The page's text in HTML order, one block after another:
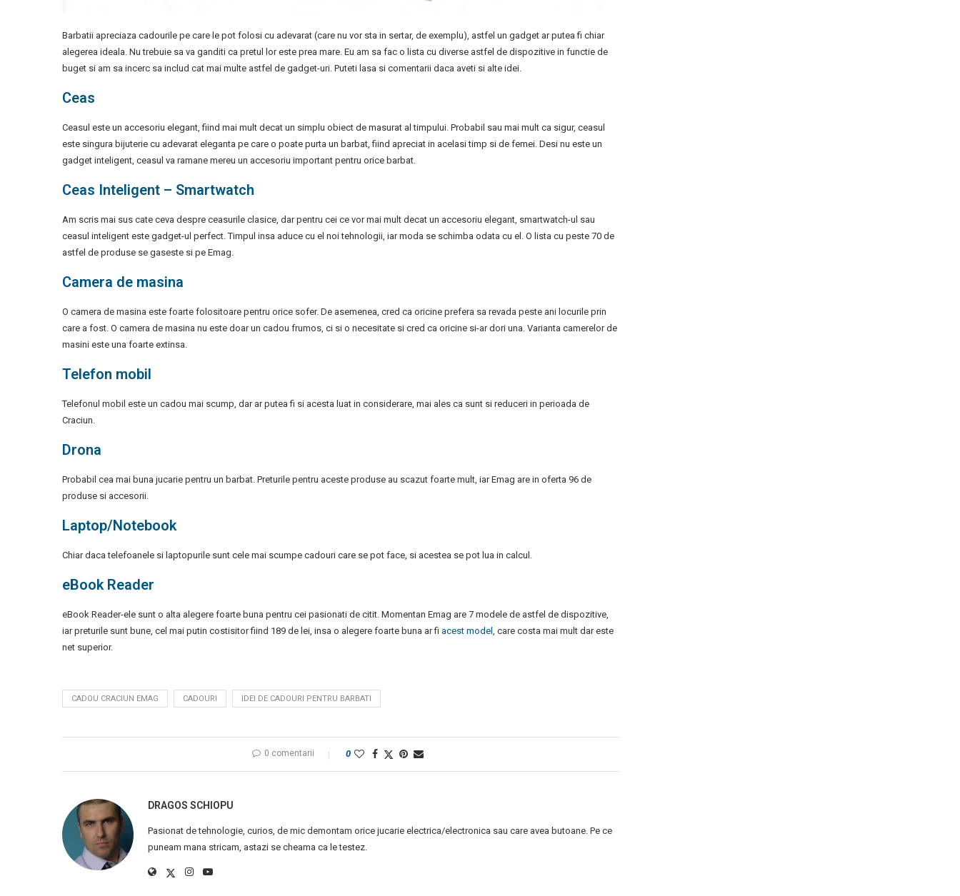
Barbatii apreciaza cadourile pe care le pot folosi cu adevarat (care nu vor sta in sertar, de exemplu), astfel un gadget ar putea fi chiar
alegerea ideala. Nu trebuie sa va ganditi ca pretul lor este prea mare. Eu am sa fac o lista cu diverse astfel de dispozitive in functie de
buget si am sa incerc sa includ cat mai multe astfel de gadget-uri. Puteti lasa si comentarii daca aveti si alte idei.
Ceas
Ceasul este un accesoriu elegant, fiind mai mult decat un simplu obiect de masurat al timpului. Probabil sau mai mult ca sigur, ceasul
este singura bijuterie cu adevarat eleganta pe care o poate purta un barbat, fiind apreciat in acelasi timp si de femei. Desi nu este un
gadget inteligent, ceasul va ramane mereu un accesoriu important pentru orice barbat.
Ceas Inteligent – Smartwatch
Am scris mai sus cate ceva despre ceasurile clasice, dar pentru cei ce vor mai mult decat un accesoriu elegant, smartwatch-ul sau
ceasul inteligent este gadget-ul perfect. Timpul insa aduce cu el noi tehnologii, iar moda se schimba odata cu el. O lista cu peste 70 de
astfel de produse se gaseste si pe Emag.
Camera de masina
O camera de masina este foarte folositoare pentru orice sofer. De asemenea, cred ca oricine prefera sa revada peste ani locurile prin
care a fost. O camera de masina nu este doar un cadou frumos, ci si o necesitate si cred ca oricine si-ar dori una. Varianta camerelor de
masini este una foarte extinsa.
Telefon mobil
Telefonul mobil este un cadou mai scump, dar ar putea fi si acesta luat in considerare, mai ales ca sunt si reduceri in perioada de
Craciun.
Drona
Probabil cea mai buna jucarie pentru un barbat. Preturile pentru aceste produse au scazut foarte mult, iar Emag are in oferta 96 de
produse si accesorii.
Laptop/Notebook
Chiar daca telefoanele si laptopurile sunt cele mai scumpe cadouri care se pot face, si acestea se pot lua in calcul.
eBook Reader
eBook Reader-ele sunt o alta alegere foarte buna pentru cei pasionati de citit. Momentan Emag are 7 modele de astfel de dispozitive,
iar preturile sunt bune, cel mai putin costisitor fiind 189 de lei, insa o alegere foarte buna ar fi acest model , care costa mai mult dar este
net superior.
CADOU CRACIUN EMAG CADOURI IDEI DE CADOURI PENTRU BARBATI
0 comentarii 0
DRAGOS SCHIOPU
Pasionat de tehnologie, curios, de mic demontam orice jucarie electrica/electronica sau care avea butoane. Pe ce
puneam mana stricam, astazi se cheama ca le testez.